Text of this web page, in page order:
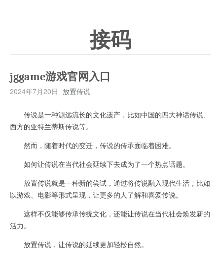
接码
jggame游戏官网入口
2024年7月20日 放置传说
传说是一种源远流长的文化遗产，比如中国的四大神话传说、
西方的亚特兰蒂斯传说等。
然而，随着时代的变迁，传说的传承面临着困难。
如何让传说在当代社会延续下去成为了一个热点话题。
放置传说就是一种新的尝试，通过将传说融入现代生活，比如
以游戏、电影等形式呈现，让更多的人了解和喜爱传说。
这样不仅能够传承传统文化，还能让传说在当代社会焕发新的
活力。
放置传说，让传说的延续更加轻松自然。